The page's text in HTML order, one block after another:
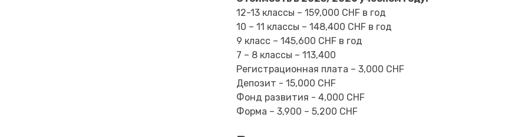
12-13 классы – 159,000 CHF в год
10 – 11 классы – 148,400 CHF в год
9 класс – 145,600 CHF в год
7 – 8 классы – 113,400
Регистрационная плата – 3,000 CHF
Депозит - 15,000 CHF
Фонд развития - 4,000 CHF
Форма – 3,900 – 5,200 CHF